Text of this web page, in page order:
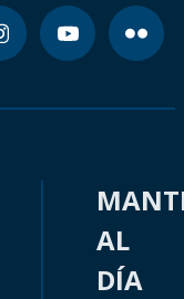
AL
DÍA